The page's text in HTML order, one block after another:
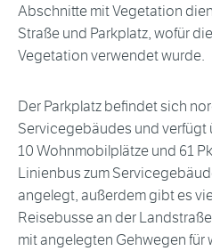
Abschnitte mit Vegetation
Straße und Parkplatz, wofür
Vegetation verwendet wurde.
Der Parkplatz befindet sich
Servicegebäudes und verfügt
10 Wohnmobilplätze und 61
Linienbus zum
angelegt, außerdem gibt es
Reisebusse an der
mit angelegten Gehwegen für